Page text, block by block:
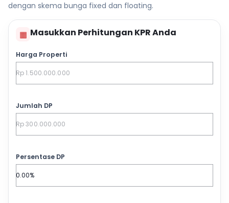
dengan skema bunga fixed dan floating.
▦ Masukkan Perhitungan KPR Anda
Harga Properti
Jumlah DP
Persentase DP